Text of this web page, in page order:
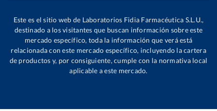
Este es el sitio web de Laboratorios Fidia Farmacéutica S.L.U.,
destinado a los visitantes que buscan información sobre este
mercado específico, toda la información que verá está
relacionada con este mercado específico, incluyendo la cartera
de productos y, por consiguiente, cumple con la normativa local
aplicable a este mercado.